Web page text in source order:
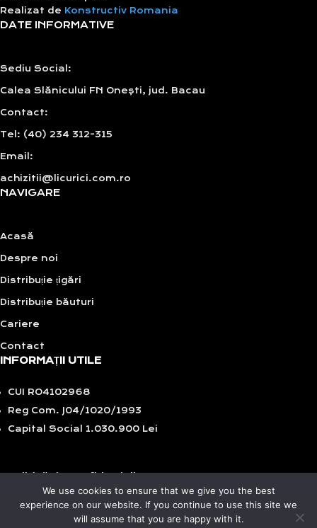
Realizat de Konstructiv Romania
DATE INFORMATIVE
Sediu Social:
Calea Slănicului FN Onești, jud. Bacau
Contact:
Tel: (40) 234 312-315
Email:
achizitii@licurici.com.ro
NAVIGARE
Acasă
Despre noi
Distribuție țigări
Distribuție băuturi
Cariere
Contact
INFORMAȚII UTILE
CUI RO4102968
Reg Com. J04/1020/1993
Capital Social 1.030.900 Lei
Politică de confidențialitate
Politică de cookies
We use cookies to ensure that we give you the best
experience on our website. If you continue to use this site we
will assume that you are happy with it.